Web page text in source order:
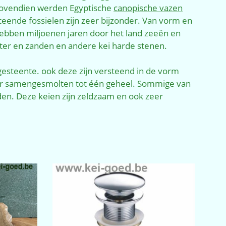
werden Egyptische canopische vazen
fossielen zijn zeer bijzonder. Van vorm en
miljoenen jaren door het land zeeën en
en zanden en andere kei harde stenen.
ook deze zijn versteend in de vorm
tot één geheel. Sommige van
Deze keien zijn zeldzaam en ook zeer